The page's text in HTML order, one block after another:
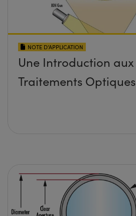
NOTE D’APPLICATION
Une Introduction aux
Traitements Optiques